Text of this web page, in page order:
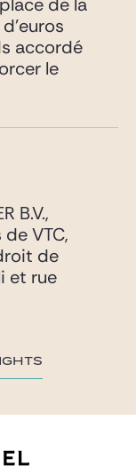
accordé
le
B.V.,
VTC,
de
et rue